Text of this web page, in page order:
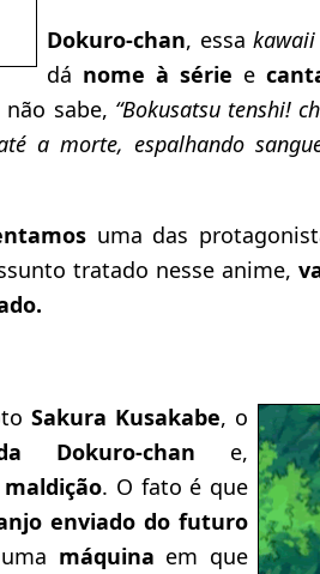
Dokuro-chan, essakawaii
dá nome à série e
sabe, “Bokusatsu tenshi!
a morte, espalhando
uma das
tratado nesse anime,
Sakura Kusakabe, o
Dokuro-chan e,
. O fato é que
enviado do futuro
máquina em que